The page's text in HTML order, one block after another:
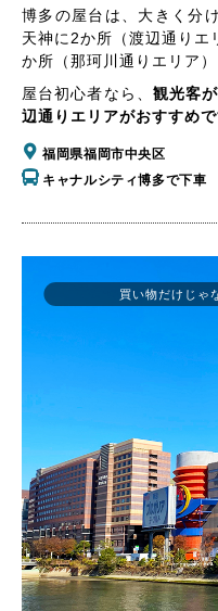
博多の屋台は、大きく分
天神に2か所（渡辺通りエ
か所（那珂川通りエリア）
屋台初心者なら、 観光客
辺通りエリアがおすすめで
福岡県福岡市中央区
キャナルシティ博多で下車
買い物だけじゃ